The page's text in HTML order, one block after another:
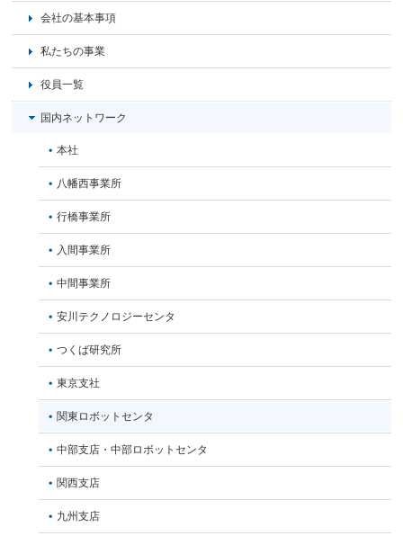
会社の基本事項
私たちの事業
役員一覧
国内ネットワーク
本社
八幡西事業所
行橋事業所
入間事業所
中間事業所
安川テクノロジーセンタ
つくば研究所
東京支社
関東ロボットセンタ
中部支店・中部ロボットセンタ
関西支店
九州支店